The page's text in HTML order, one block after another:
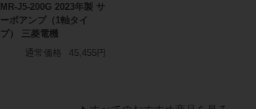
MR-J5-200G 2023年製 サ
ーボアンプ（1軸タイ
プ） 三菱電機
通常価格
45,455円